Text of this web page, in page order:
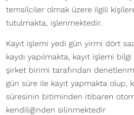
temsilciler olmak üzere ilgili
tutulmakta, işlenmektedir.
Kayıt işlemi yedi gün yirmi dört
kaydı yapılmakta, kayıt işlemi
şirket birimi tarafından
gün süre ile kayıt yapmakta olup,
süresinin bitiminden itibaren
kendiliğinden silinmektedir